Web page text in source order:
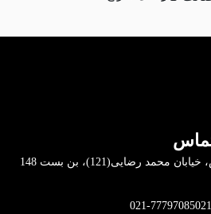
تهرانپارس، خیابان محمد رضایی(121)، بن بست 148
021-77797085